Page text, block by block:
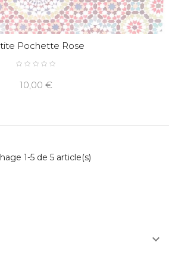
Pochette Rose
10,00 €
1-5 de 5 article(s)
